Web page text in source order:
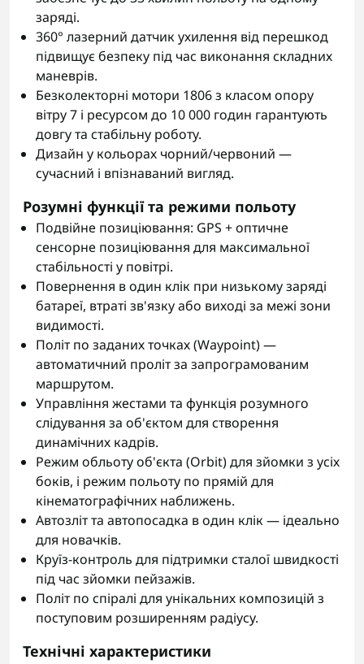
заряді.
360° лазерний датчик ухилення від перешкод
підвищує безпеку під час виконання складних
маневрів.
Безколекторні мотори 1806 з класом опору
вітру 7 і ресурсом до 10 000 годин гарантують
довгу та стабільну роботу.
Дизайн у кольорах чорний/червоний —
сучасний і впізнаваний вигляд.
Розумні функції та режими польоту
Подвійне позиціювання: GPS + оптичне
сенсорне позиціювання для максимальної
стабільності у повітрі.
Повернення в один клік при низькому заряді
батареї, втраті зв'язку або виході за межі зони
видимості.
Політ по заданих точках (Waypoint) —
автоматичний проліт за запрограмованим
маршрутом.
Управління жестами та функція розумного
слідування за об'єктом для створення
динамічних кадрів.
Режим обльоту об'єкта (Orbit) для зйомки з усіх
боків, і режим польоту по прямій для
кінематографічних наближень.
Автозліт та автопосадка в один клік — ідеально
для новачків.
Круїз-контроль для підтримки сталої швидкості
під час зйомки пейзажів.
Політ по спіралі для унікальних композицій з
поступовим розширенням радіусу.
Технічні характеристики